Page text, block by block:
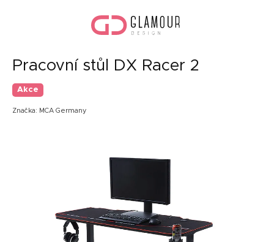
Pracovní stůl DX Racer 2
Akce
Značka: MCA Germany